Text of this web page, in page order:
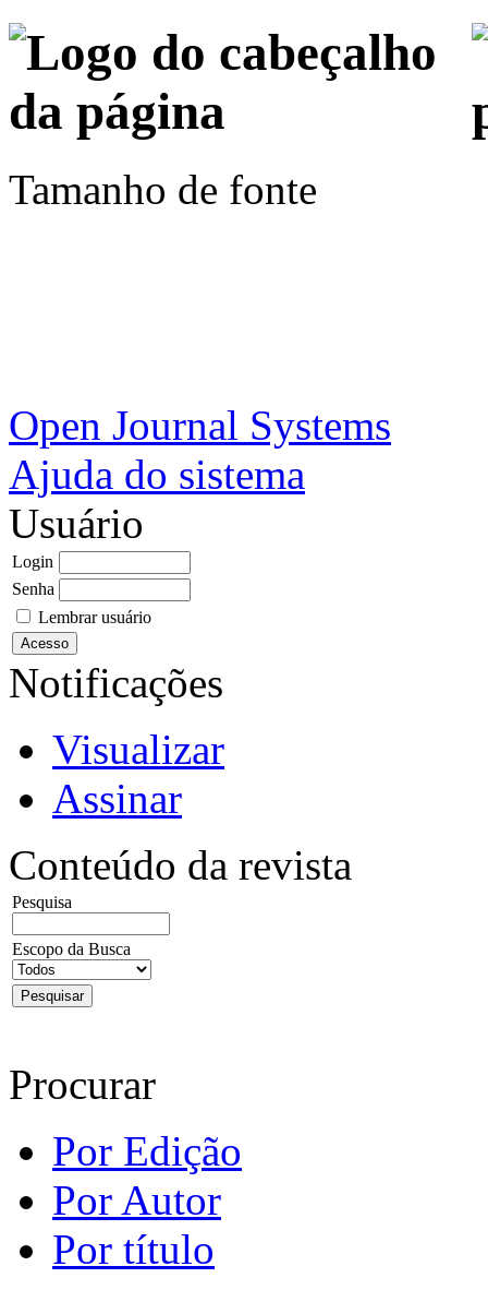
Tamanho de fonte
Open Journal Systems
Ajuda do sistema
Usuário
Login
Senha
Lembrar usuário
Notificações
Visualizar
Assinar
Conteúdo da revista
Pesquisa
Escopo da Busca
Procurar
Por Edição
Por Autor
Por título